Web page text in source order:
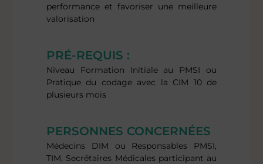
performance et favoriser une meilleure
valorisation
PRÉ-REQUIS :
Niveau Formation Initiale au PMSI ou
Pratique du codage avec la CIM 10 de
plusieurs mois
PERSONNES CONCERNÉES
Médecins DIM ou Responsables PMSI,
TIM, Secrétaires Médicales participant au